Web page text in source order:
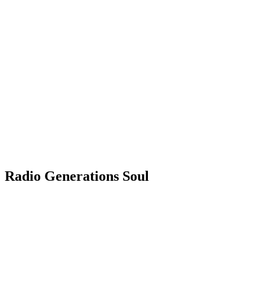
Radio Generations Soul